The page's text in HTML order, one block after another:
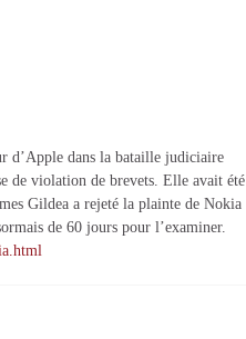
d’Apple dans la bataille judiciaire
de violation de brevets. Elle avait été
Gildea a rejeté la plainte de Nokia
de 60 jours pour l’examiner.